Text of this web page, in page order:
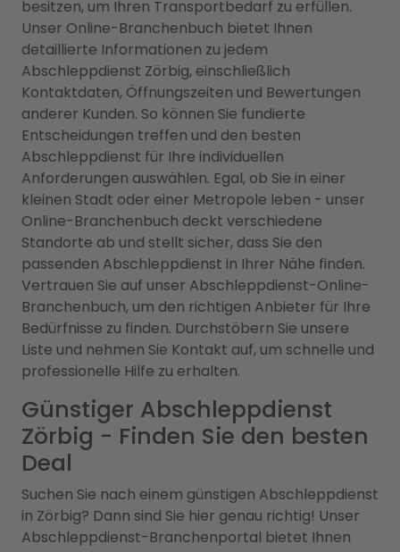
besitzen, um Ihren Transportbedarf zu erfüllen.
Unser Online-Branchenbuch bietet Ihnen
detaillierte Informationen zu jedem
Abschleppdienst Zörbig, einschließlich
Kontaktdaten, Öffnungszeiten und Bewertungen
anderer Kunden. So können Sie fundierte
Entscheidungen treffen und den besten
Abschleppdienst für Ihre individuellen
Anforderungen auswählen. Egal, ob Sie in einer
kleinen Stadt oder einer Metropole leben - unser
Online-Branchenbuch deckt verschiedene
Standorte ab und stellt sicher, dass Sie den
passenden Abschleppdienst in Ihrer Nähe finden.
Vertrauen Sie auf unser Abschleppdienst-Online-
Branchenbuch, um den richtigen Anbieter für Ihre
Bedürfnisse zu finden. Durchstöbern Sie unsere
Liste und nehmen Sie Kontakt auf, um schnelle und
professionelle Hilfe zu erhalten.
Günstiger Abschleppdienst
Zörbig - Finden Sie den besten
Deal
Suchen Sie nach einem günstigen Abschleppdienst
in Zörbig? Dann sind Sie hier genau richtig! Unser
Abschleppdienst-Branchenportal bietet Ihnen